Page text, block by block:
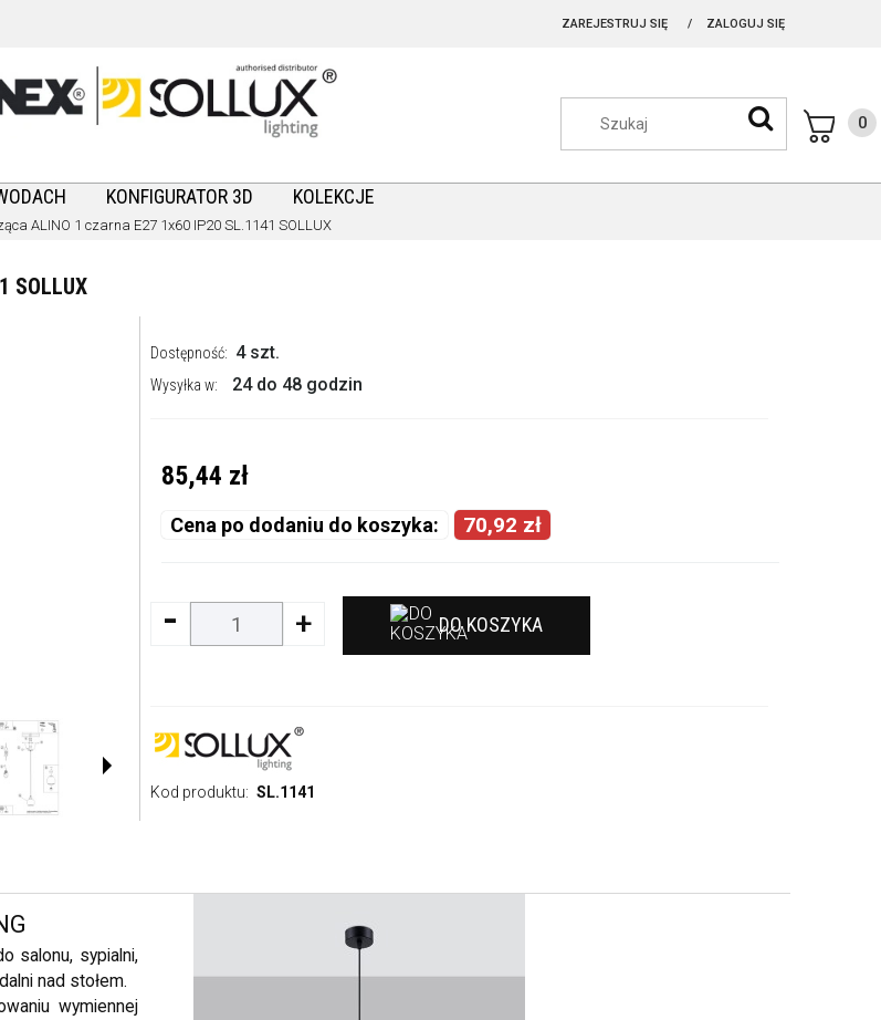
ZAREJESTRUJ SIĘ ZALOGUJ SIĘ
KONFIGURATOR 3D KOLEKCJE
ALINO 1 czarna E27 1x60 IP20 SL.1141 SOLLUX
SOLLUX
Dostępność: 4 szt.
Wysyłka w: 24 do 48 godzin
85,44 zł
Cena po dodaniu do koszyka: 70,92 zł
- + DO KOSZYKA
Kod produktu: SL.1141
salonu, sypialni,
nad stołem.
wymiennej